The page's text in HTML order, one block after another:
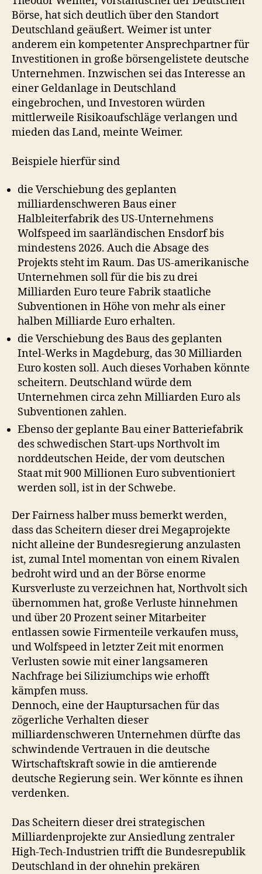
Börse, hat sich deutlich über den Standort
Deutschland geäußert. Weimer ist unter
anderem ein kompetenter Ansprechpartner für
Investitionen in große börsengelistete deutsche
Unternehmen. Inzwischen sei das Interesse an
einer Geldanlage in Deutschland
eingebrochen, und Investoren würden
mittlerweile Risikoaufschläge verlangen und
mieden das Land, meinte Weimer.
Beispiele hierfür sind
die Verschiebung des geplanten
milliardenschweren Baus einer
Halbleiterfabrik des US-Unternehmens
Wolfspeed im saarländischen Ensdorf bis
mindestens 2026. Auch die Absage des
Projekts steht im Raum. Das US-amerikanische
Unternehmen soll für die bis zu drei
Milliarden Euro teure Fabrik staatliche
Subventionen in Höhe von mehr als einer
halben Milliarde Euro erhalten.
die Verschiebung des Baus des geplanten
Intel-Werks in Magdeburg, das 30 Milliarden
Euro kosten soll. Auch dieses Vorhaben könnte
scheitern. Deutschland würde dem
Unternehmen circa zehn Milliarden Euro als
Subventionen zahlen.
Ebenso der geplante Bau einer Batteriefabrik
des schwedischen Start-ups Northvolt im
norddeutschen Heide, der vom deutschen
Staat mit 900 Millionen Euro subventioniert
werden soll, ist in der Schwebe.
Der Fairness halber muss bemerkt werden,
dass das Scheitern dieser drei Megaprojekte
nicht alleine der Bundesregierung anzulasten
ist, zumal Intel momentan von einem Rivalen
bedroht wird und an der Börse enorme
Kursverluste zu verzeichnen hat, Northvolt sich
übernommen hat, große Verluste hinnehmen
und über 20 Prozent seiner Mitarbeiter
entlassen sowie Firmenteile verkaufen muss,
und Wolfspeed in letzter Zeit mit enormen
Verlusten sowie mit einer langsameren
Nachfrage bei Siliziumchips wie erhofft
kämpfen muss.
Dennoch, eine der Hauptursachen für das
zögerliche Verhalten dieser
milliardenschweren Unternehmen dürfte das
schwindende Vertrauen in die deutsche
Wirtschaftskraft sowie in die amtierende
deutsche Regierung sein. Wer könnte es ihnen
verdenken.
Das Scheitern dieser drei strategischen
Milliardenprojekte zur Ansiedlung zentraler
High-Tech-Industrien trifft die Bundesrepublik
Deutschland in der ohnehin prekären